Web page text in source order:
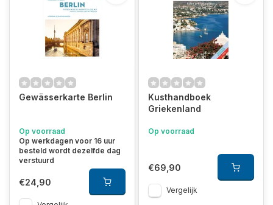
Gewässerkarte Berlin
Op voorraad
Op werkdagen voor 16 uur
besteld wordt dezelfde dag
verstuurd
€24,90
Kusthandboek
Griekenland
Op voorraad
€69,90
Vergelijk